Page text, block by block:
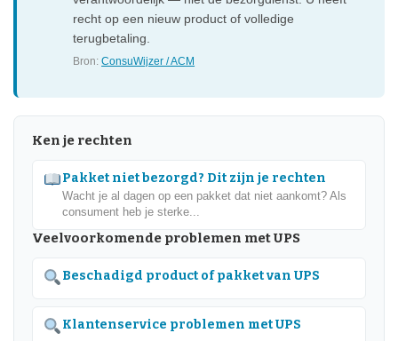
recht op een nieuw product of volledige
terugbetaling.
Bron:ConsuWijzer / ACM
Ken je rechten
Pakket niet bezorgd? Dit zijn je rechten
Wacht je al dagen op een pakket dat niet aankomt? Als
consument heb je sterke...
Veelvoorkomende problemen met UPS
Beschadigd product of pakket van UPS
Klantenservice problemen met UPS